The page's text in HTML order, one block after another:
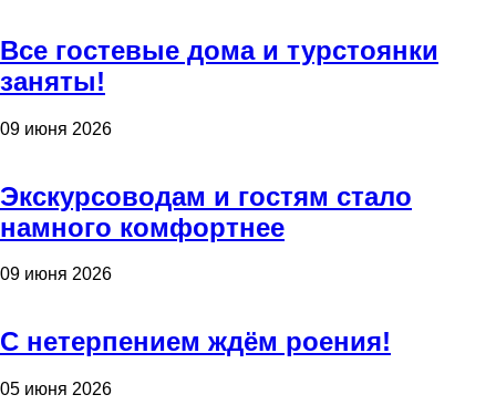
Все гостевые дома и турстоянки
заняты!
09 июня 2026
Экскурсоводам и гостям стало
намного комфортнее
09 июня 2026
С нетерпением ждём роения!
05 июня 2026